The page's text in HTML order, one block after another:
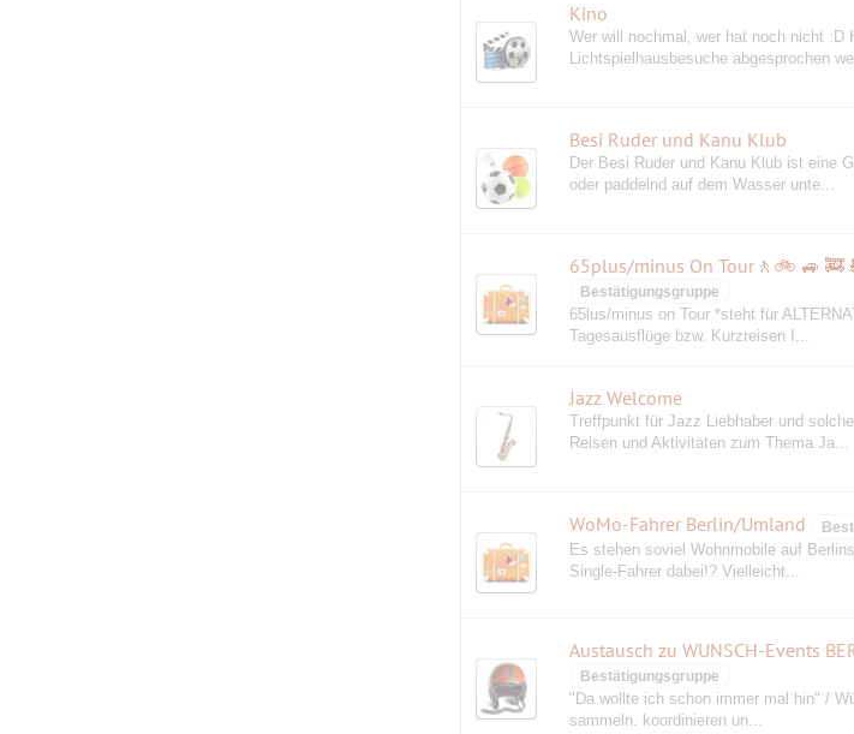
Kino
Wer will nochmal, wer hat noch nicht :D
Lichtspielhausbesuche abgesprochen
Besi Ruder und Kanu Klub
Der Besi Ruder und Kanu Klub ist eine
oder paddelnd auf dem Wasser unte...
65plus/minus On Tour🚶🚲 🚙
Bestätigungsgruppe
65lus/minus on Tour *steht für
Tagesausflüge bzw. Kurzreisen I...
Jazz Welcome
Treffpunkt für Jazz Liebhaber und
Reisen und Aktivitäten zum Thema Ja...
WoMo-Fahrer Berlin/Umland
Es stehen soviel Wohnmobile auf
Single-Fahrer dabei!? Vielleicht...
Austausch zu WUNSCH-Events
Bestätigungsgruppe
"Da wollte ich schon immer mal hin" /
sammeln. koordinieren un...